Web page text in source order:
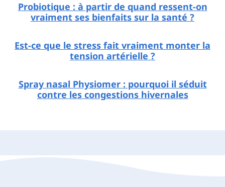
Probiotique : à partir de quand ressent-on
vraiment ses bienfaits sur la santé ?
Est-ce que le stress fait vraiment monter la
tension artérielle ?
Spray nasal Physiomer : pourquoi il séduit
contre les congestions hivernales